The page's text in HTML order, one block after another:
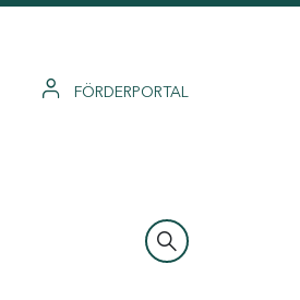
FÖRDERPORTAL